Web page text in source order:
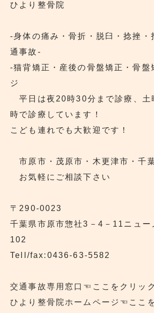
ひより整骨院
‐身体の痛み・骨折・脱臼・捻挫・
通事故‐
‐猫背矯正・産後の骨盤矯正・骨盤
ジ
平日は夜20時30分まで診療、土
時で診療しています！
こども連れでも大歓迎です！
市原市・茂原市・木更津市・千
お気軽にご相談下さい
〒290‐0023
千葉県市原市惣社3－4－11ニュー
102
Tell/fax:0436-63-5582
交通事故専用窓口 ☜ここをクリック
ひより整骨院ホームページ ☜ここ